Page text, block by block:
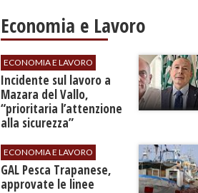
Economia e Lavoro
ECONOMIA E LAVORO
​Incidente sul lavoro a
Mazara del Vallo,
“prioritaria l’attenzione
alla sicurezza”
ECONOMIA E LAVORO
GAL Pesca Trapanese,
approvate le linee